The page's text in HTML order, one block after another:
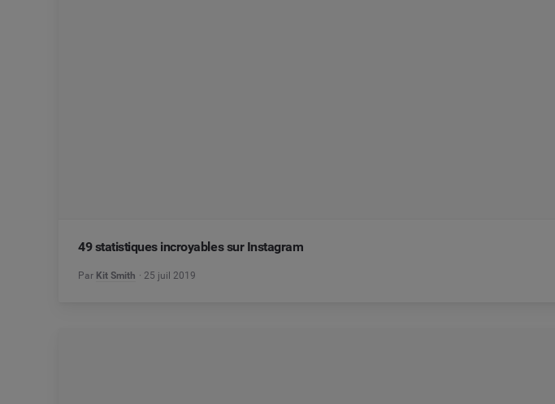
49 statistiques incroyables sur Instagram
Par Kit Smith 25 juil 2019